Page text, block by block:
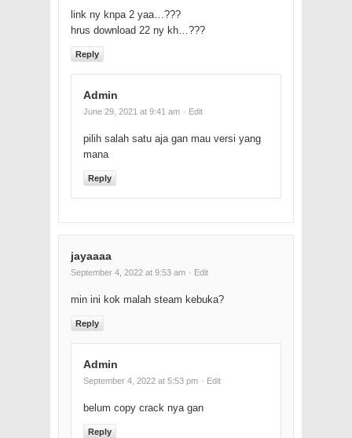
link ny knpa 2 yaa…???
hrus download 22 ny kh…???
Reply
Admin
June 29, 2021 at 9:41 am · Edit
pilih salah satu aja gan mau versi yang
mana
Reply
jayaaaa
September 4, 2022 at 9:53 am · Edit
min ini kok malah steam kebuka?
Reply
Admin
September 4, 2022 at 5:53 pm · Edit
belum copy crack nya gan
Reply